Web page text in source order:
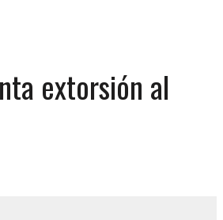
EN MATURÍN
ADENTRO
extorsión al